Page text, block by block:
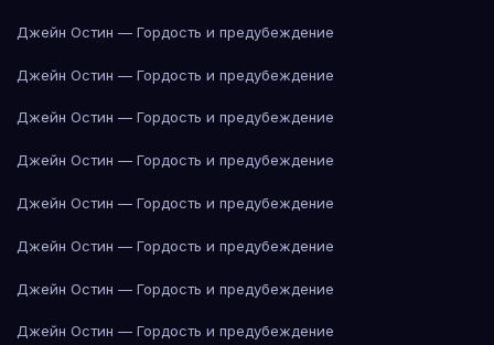
Джейн Остин — Гордость и предубеждение
Джейн Остин — Гордость и предубеждение
Джейн Остин — Гордость и предубеждение
Джейн Остин — Гордость и предубеждение
Джейн Остин — Гордость и предубеждение
Джейн Остин — Гордость и предубеждение
Джейн Остин — Гордость и предубеждение
Джейн Остин — Гордость и предубеждение